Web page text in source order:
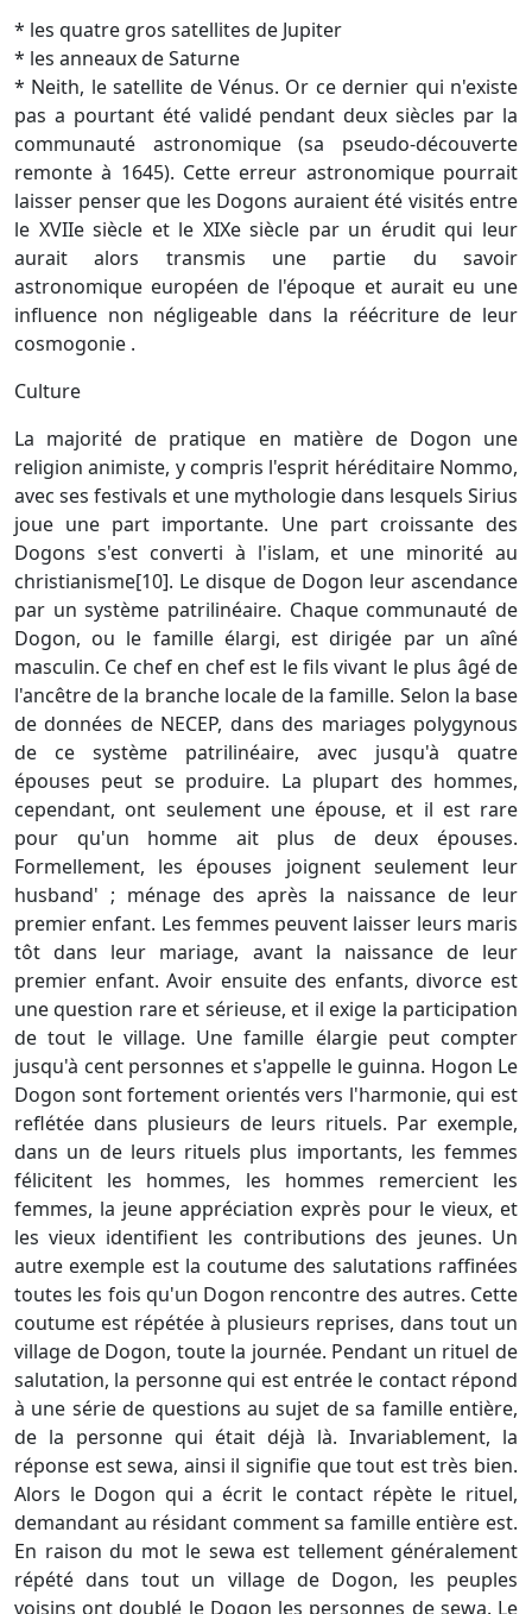
* les quatre gros satellites de Jupiter
* les anneaux de Saturne
* Neith, le satellite de Vénus. Or ce dernier qui n'existe
pas a pourtant été validé pendant deux siècles par la
communauté astronomique (sa pseudo-découverte
remonte à 1645). Cette erreur astronomique pourrait
laisser penser que les Dogons auraient été visités entre
le XVIIe siècle et le XIXe siècle par un érudit qui leur
aurait alors transmis une partie du savoir
astronomique européen de l'époque et aurait eu une
influence non négligeable dans la réécriture de leur
cosmogonie .
Culture
La majorité de pratique en matière de Dogon une
religion animiste, y compris l'esprit héréditaire Nommo,
avec ses festivals et une mythologie dans lesquels Sirius
joue une part importante. Une part croissante des
Dogons s'est converti à l'islam, et une minorité au
christianisme[10]. Le disque de Dogon leur ascendance
par un système patrilinéaire. Chaque communauté de
Dogon, ou le famille élargi, est dirigée par un aîné
masculin. Ce chef en chef est le fils vivant le plus âgé de
l'ancêtre de la branche locale de la famille. Selon la base
de données de NECEP, dans des mariages polygynous
de ce système patrilinéaire, avec jusqu'à quatre
épouses peut se produire. La plupart des hommes,
cependant, ont seulement une épouse, et il est rare
pour qu'un homme ait plus de deux épouses.
Formellement, les épouses joignent seulement leur
husband' ; ménage des après la naissance de leur
premier enfant. Les femmes peuvent laisser leurs maris
tôt dans leur mariage, avant la naissance de leur
premier enfant. Avoir ensuite des enfants, divorce est
une question rare et sérieuse, et il exige la participation
de tout le village. Une famille élargie peut compter
jusqu'à cent personnes et s'appelle le guinna. Hogon Le
Dogon sont fortement orientés vers l'harmonie, qui est
reflétée dans plusieurs de leurs rituels. Par exemple,
dans un de leurs rituels plus importants, les femmes
félicitent les hommes, les hommes remercient les
femmes, la jeune appréciation exprès pour le vieux, et
les vieux identifient les contributions des jeunes. Un
autre exemple est la coutume des salutations raffinées
toutes les fois qu'un Dogon rencontre des autres. Cette
coutume est répétée à plusieurs reprises, dans tout un
village de Dogon, toute la journée. Pendant un rituel de
salutation, la personne qui est entrée le contact répond
à une série de questions au sujet de sa famille entière,
de la personne qui était déjà là. Invariablement, la
réponse est sewa, ainsi il signifie que tout est très bien.
Alors le Dogon qui a écrit le contact répète le rituel,
demandant au résidant comment sa famille entière est.
En raison du mot le sewa est tellement généralement
répété dans tout un village de Dogon, les peuples
voisins ont doublé le Dogon les personnes de sewa. Le